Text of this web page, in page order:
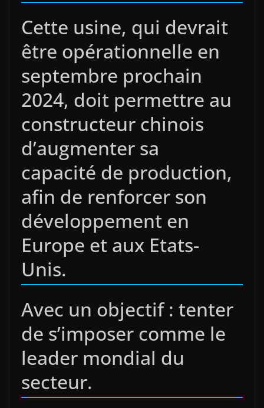
Cette usine, qui devrait
être opérationnelle en
septembre prochain
2024, doit permettre au
constructeur chinois
d’augmenter sa
capacité de production,
afin de renforcer son
développement en
Europe et aux Etats-
Unis.
Avec un objectif : tenter
de s’imposer comme le
leader mondial du
secteur.